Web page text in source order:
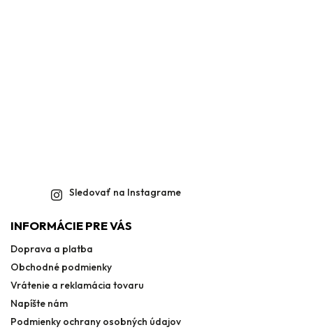
Sledovať na Instagrame
INFORMÁCIE PRE VÁS
Doprava a platba
Obchodné podmienky
Vrátenie a reklamácia tovaru
Napíšte nám
Podmienky ochrany osobných údajov